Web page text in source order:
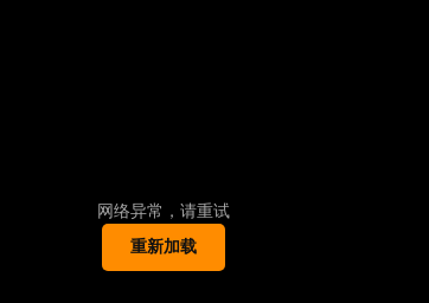
网络异常，请重试
重新加载